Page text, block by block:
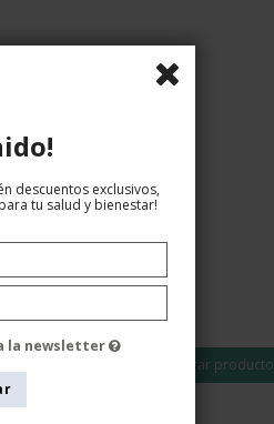
EUR 17,00
EUR 14,00
Mostrar producto
descuentos exclusivos,
tu salud y bienestar!
la newsletter